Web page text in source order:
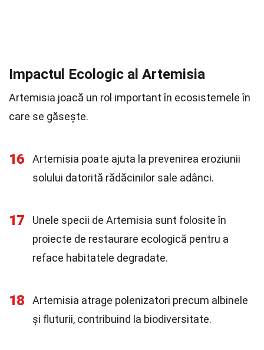
Impactul Ecologic al Artemisia
Artemisia joacă un rol important în ecosistemele în
care se găsește.
16
Artemisia poate ajuta la prevenirea eroziunii
solului datorită rădăcinilor sale adânci.
17
Unele specii de Artemisia sunt folosite în
proiecte de restaurare ecologică pentru a
reface habitatele degradate.
18
Artemisia atrage polenizatori precum albinele
și fluturii, contribuind la biodiversitate.